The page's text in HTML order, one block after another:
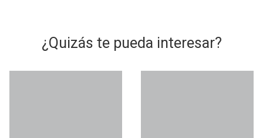
¿Quizás te pueda interesar?